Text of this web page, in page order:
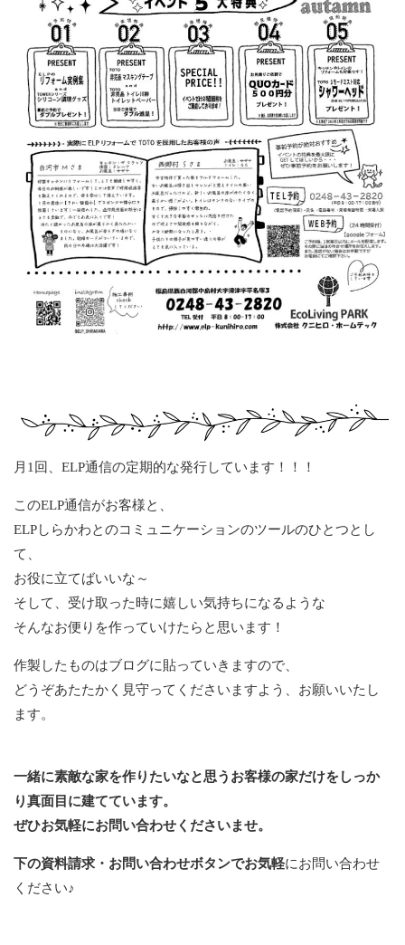
月1回、ELP通信の定期的な発行しています！！！
このELP通信がお客様と、
ELPしらかわとのコミュニケーションのツールのひとつとし
て、
お役に立てばいいな～
そして、受け取った時に嬉しい気持ちになるような
そんなお便りを作っていけたらと思います！
作製したものはブログに貼っていきますので、
どうぞあたたかく見守ってくださいますよう、お願いいたし
ます。
一緒に素敵な家を作りたいなと思うお客様の家だけをしっか
り真面目に建てています。
ぜひお気軽にお問い合わせくださいませ。
下の資料請求・お問い合わせボタンでお気軽にお問い合わせ
ください♪